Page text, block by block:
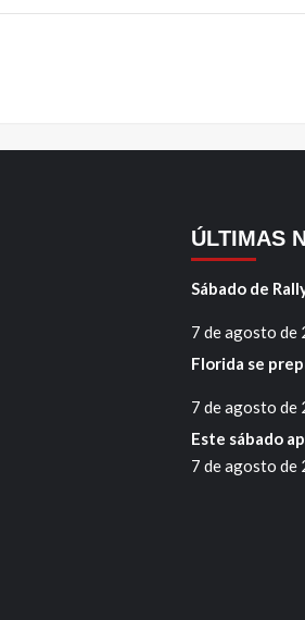
ÚLTIMAS
Sábado de
7 de agosto de
Florida se
7 de agosto de
Este sábado
7 de agosto de